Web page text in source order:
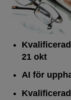
21 okt
AI för